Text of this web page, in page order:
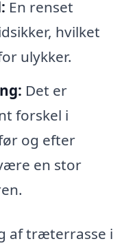
En renset
hvilket
ulykker.
Det er
forskel i
og efter
en stor
af træterrasse i